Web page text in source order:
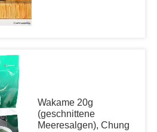
Wakame 20g
(geschnittene
Meeresalgen), Chung